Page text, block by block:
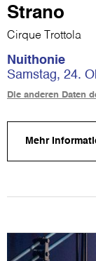
Strano
Cirque Trottola
Nuithonie
Samstag, 24.
Die anderen Daten
Mehr